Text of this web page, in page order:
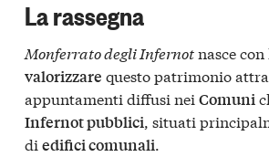
La rassegna
Monferrato degli Infernotnasce
valorizzare questo patrimonio
appuntamenti diffusi nei Comuni
Infernot pubblici, situati
di edifici comunali.